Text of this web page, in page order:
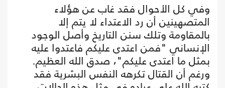
وفي كل الأحوال فقد غاب عن هؤلاء
المتصهينين أن رد الاعتداء لا يتم إلا
بالمقاومة وتلك سنن التاريخ وأصل الوجود
الإنساني "فمن اعتدى عليكم فاعتدوا عليه
بمثل ما اعتدى عليكم"، صدق الله العظيم.
ورغم أن القتال تكرهه النفس البشرية فقد